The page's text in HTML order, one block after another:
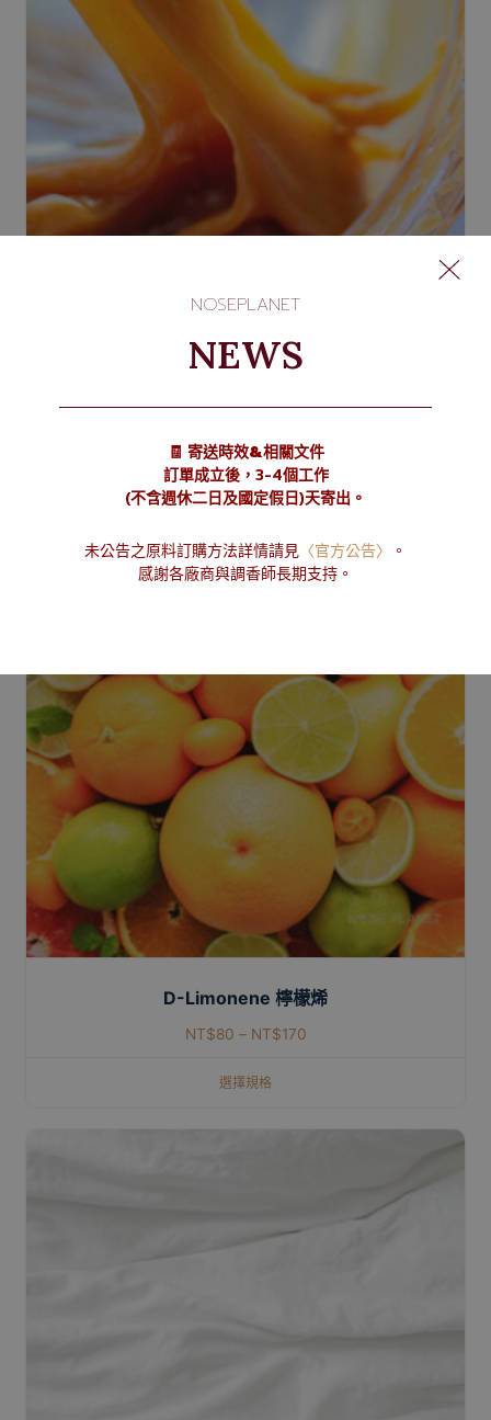
選擇規格
D-Limonene 檸檬烯
NT$80 – NT$170
選擇規格
NOSEPLANET
NEWS
🧾 寄送時效&相關文件
訂單成立後，3-4個工作
(不含週休二日及國定假日)天寄出。
未公告之原料訂購方法詳情請見 〈官方公告〉
。
感謝各廠商與調香師長期支持。